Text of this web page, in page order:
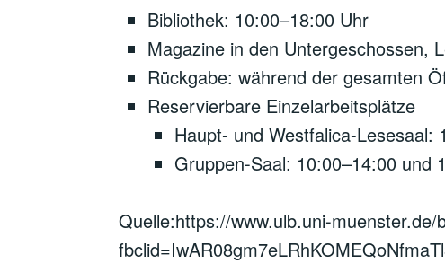
Bibliothek: 10:00–18:00 Uhr
Magazine in den Untergeschossen,
Rückgabe: während der gesamten
Reservierbare Einzelarbeitsplätze
Haupt- und Westfalica-Lesesaal:
Gruppen-Saal: 10:00–14:00 und
Quelle:https://www.ulb.uni-